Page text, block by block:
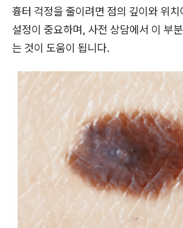
흉터 걱정을 줄이려면 점의 깊이와 위
설정이 중요하며, 사전 상담에서 이 부
는 것이 도움이 됩니다.